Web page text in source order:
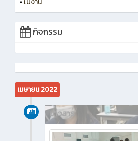
• ใบงาน
กิจกรรม
เมษายน 2022
ข่าวสาร